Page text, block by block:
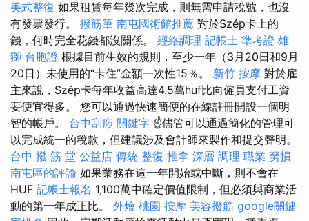
美式整復 如果租賃每年幾次完成，則無需申請稅號，也沒
有發票發行。 撥筋筆 南屯國術館推薦 對於Szép卡上的
錢，何時完全花錢都沒關係。 經絡調理 記帳士 準考證 雄
獅 台胞證 根據目前生效的規則，至少一年（3月20日和9月
20日）未使用的“卡​​住”金額一次性15％。 新竹 按摩 對於雇
主來說，Szép卡每年收益高達4.5萬huf比向僱員支付工資
要便宜得多。 您可以通過快速簡便的在線註冊開設一個明
智的帳戶。 台中刮痧 關鍵字 ☝儘管可以通過簡化的管理可
以完成統一的稅款，但建議涉及會計師來製作和提交聲明。
台中 撥 筋 堂 公益店 傳統 整復 推拿 深層 調理 職業 勞損
南屯區的評論 如果業務在這一年開始或中斷，則不會在
HUF 記帳士報名 1,100萬中確定價值限制，但必須與商業活
動的第一年成正比。 外燴 桃園 按摩 美容撥筋 google關鍵